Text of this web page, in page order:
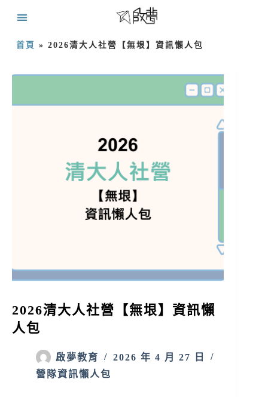
首頁 » 2026清大人社營【無垠】資訊懶人包
2026清大人社營【無垠】資訊懶
人包
啟夢教育
2026 年 4 月 27 日
營隊資訊懶人包